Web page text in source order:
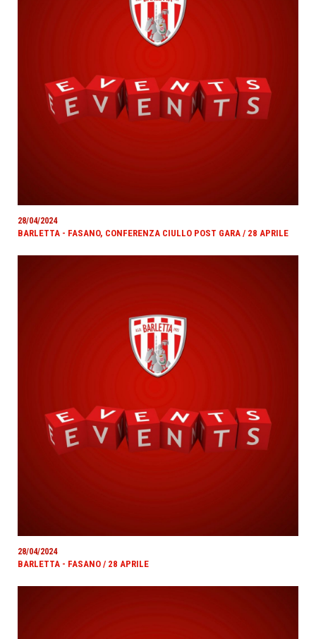
28/04/2024
BARLETTA - FASANO, CONFERENZA CIULLO POST GARA / 28 APRILE
28/04/2024
BARLETTA - FASANO / 28 APRILE